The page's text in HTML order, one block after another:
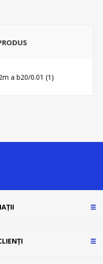
a b20/0.01 (1)